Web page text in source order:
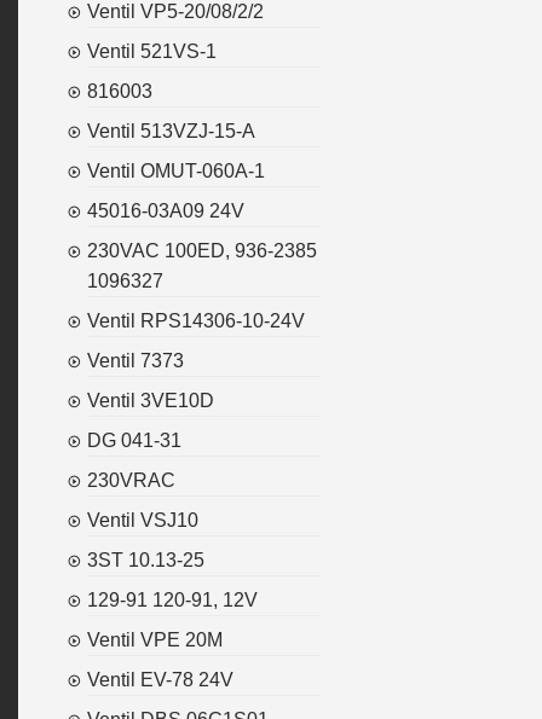
Ventil VP5-20/08/2/2
Ventil 521VS-1
816003
Ventil 513VZJ-15-A
Ventil OMUT-060A-1
45016-03A09 24V
230VAC 100ED, 936-2385
1096327
Ventil RPS14306-10-24V
Ventil 7373
Ventil 3VE10D
DG 041-31
230VRAC
Ventil VSJ10
3ST 10.13-25
129-91 120-91, 12V
Ventil VPE 20M
Ventil EV-78 24V